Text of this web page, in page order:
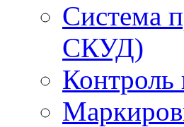
Система
СКУД)
Контроль